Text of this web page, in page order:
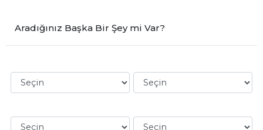
Aradığınız Başka Bir Şey mi Var?